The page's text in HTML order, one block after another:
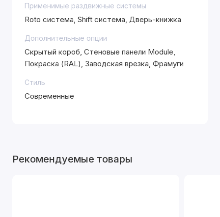
Применимые раздвижные системы
Roto система, Shift система, Дверь-книжка
Дополнительные опции
Скрытый короб, Стеновые панели Module,
Покраска (RAL), Заводская врезка, Фрамуги
Стиль
Современные
Рекомендуемые товары